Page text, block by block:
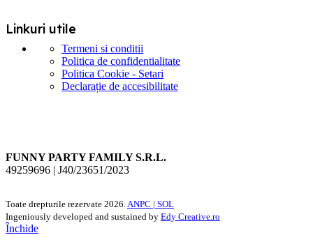
Linkuri utile
Termeni si conditii
Politica de confidentialitate
Politica Cookie - Setari
Declarație de accesibilitate
FUNNY PARTY FAMILY S.R.L.
49259696 | J40/23651/2023
Toate drepturile rezervate 2026.ANPC | SOL
Ingeniously developed and sustained by Edy Creative.ro
Închide